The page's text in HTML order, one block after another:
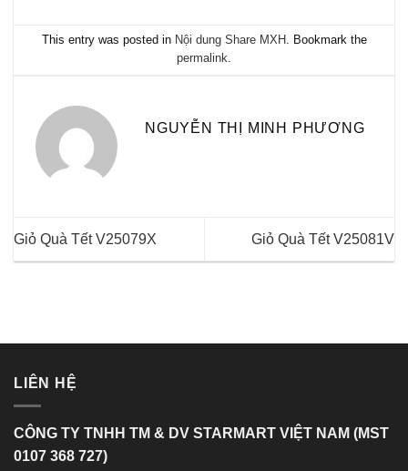
This entry was posted in Nội dung Share MXH . Bookmark the
permalink.
NGUYỄN THỊ MINH PHƯƠNG
Giỏ Quà Tết V25079X Giỏ Quà Tết V25081V
LIÊN HỆ
CÔNG TY TNHH TM & DV STARMART VIỆT NAM (MST
0107 368 727)